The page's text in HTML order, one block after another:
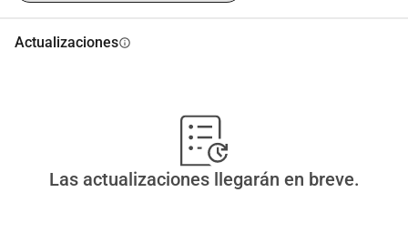
Actualizacionesinfo
Las actualizaciones llegarán en breve.